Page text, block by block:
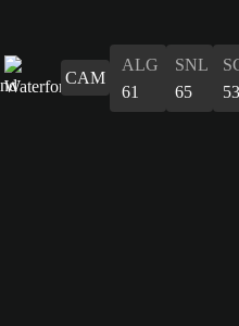
CAM
ALG
61
SNL
65
53